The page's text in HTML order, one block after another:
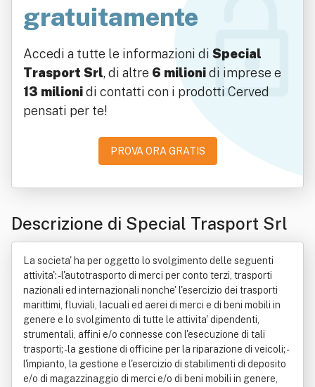
gratuitamente
Accedi a tutte le informazioni di Special
Trasport Srl, di altre 6 milionidi imprese e
13 milionidi contatti con i prodotti Cerved
pensati per te!
PROVA ORA GRATIS
Descrizione di Special Trasport Srl
La societa' ha per oggetto lo svolgimento delle seguenti
attivita': - l'autotrasporto di merci per conto terzi, trasporti
nazionali ed internazionali nonche' l'esercizio dei trasporti
marittimi, fluviali, lacuali ed aerei di merci e di beni mobili in
genere e lo svolgimento di tutte le attivita' dipendenti,
strumentali, affini e/o connesse con l'esecuzione di tali
trasporti; - la gestione di officine per la riparazione di veicoli; -
l'impianto, la gestione e l'esercizio di stabilimenti di deposito
e/o di magazzinaggio di merci e/o di beni mobili in genere,